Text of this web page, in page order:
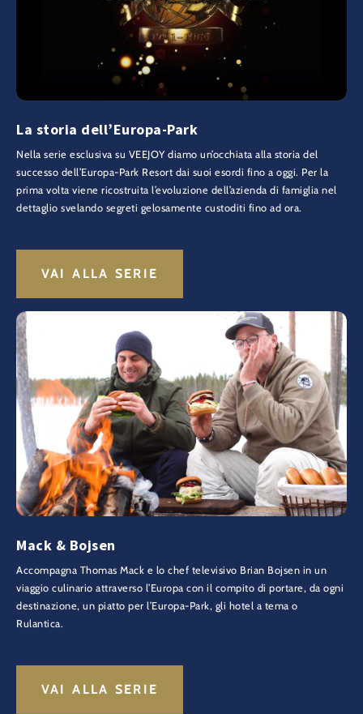
La storia dell’Europa-Park
Nella serie esclusiva su VEEJOY diamo un’occhiata alla storia del
successo dell’Europa-Park Resort dai suoi esordi fino a oggi. Per la
prima volta viene ricostruita l’evoluzione dell’azienda di famiglia nel
dettaglio svelando segreti gelosamente custoditi fino ad ora.
VAI ALLA SERIE
Mack & Bojsen
Accompagna Thomas Mack e lo chef televisivo Brian Bojsen in un
viaggio culinario attraverso l’Europa con il compito di portare, da ogni
destinazione, un piatto per l’Europa-Park, gli hotel a tema o
Rulantica.
VAI ALLA SERIE